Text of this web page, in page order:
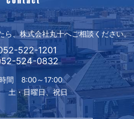
ら、株式会社丸十へご相談ください。
522-1201
524-0832
間 8:00～17:00
土・日曜日、祝日